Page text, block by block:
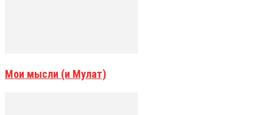
Мои мысли (и Мулат)